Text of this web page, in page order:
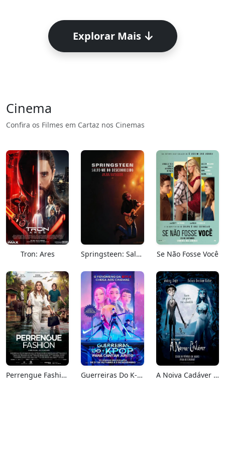
Explorar Mais
Cinema
Confira os Filmes em Cartaz nos Cinemas
Tron: Ares Springsteen: Salve-me Do Desconhecido Se Não Fosse Você
Perrengue Fashion Guerreiras Do K-Pop: Para Cantar Junto A Noiva Cadáver (Relançamento)